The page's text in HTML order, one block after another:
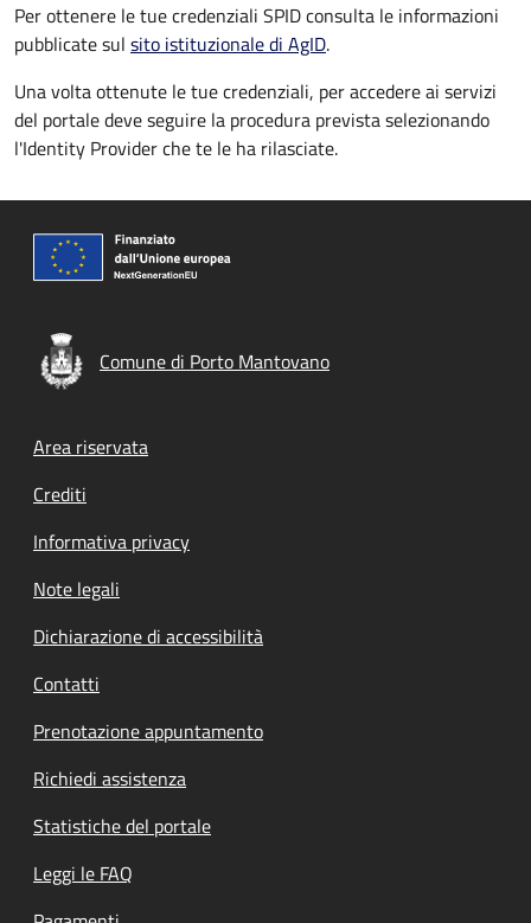
Per ottenere le tue credenziali SPID consulta le informazioni
pubblicate sul sito istituzionale di AgID.
Una volta ottenute le tue credenziali, per accedere ai servizi
del portale deve seguire la procedura prevista selezionando
l'Identity Provider che te le ha rilasciate.
Comune di Porto Mantovano
Footer menu
Area riservata
Crediti
Informativa privacy
Note legali
Dichiarazione di accessibilità
Contatti
Prenotazione appuntamento
Richiedi assistenza
Statistiche del portale
Leggi le FAQ